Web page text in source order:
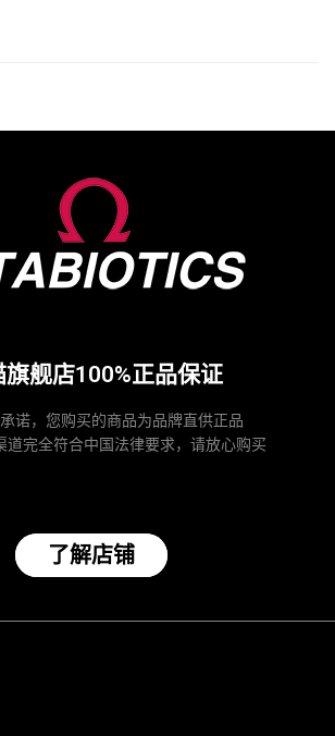
旗舰店100%正品保证
诺，您购买的商品为品牌直供正品
道完全符合中国法律要求，请放心购买
了解店铺